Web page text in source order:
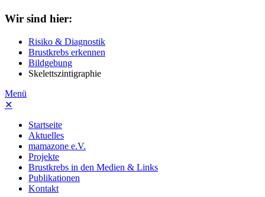
Wir sind hier:
Risiko & Diagnostik
Brustkrebs erkennen
Bildgebung
Skelettszintigraphie
Menü
✕
Startseite
Aktuelles
mamazone e.V.
Projekte
Brustkrebs in den Medien & Links
Publikationen
Kontakt